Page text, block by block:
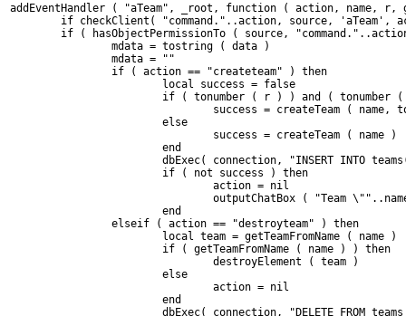
addEventHandler ( "aTeam", _root, function ( action, name,
if checkClient( "command."..action, source, 'aTeam',
if ( hasObjectPermissionTo ( source,
		mdata = tostring ( data )
		mdata = ""
		if ( action == "createteam" ) then
			local success = false
if ( tonumber ( r ) ) and (
success = createTeam (
			else
				success = createTeam ( name )
			end
dbExec( connection, "INSERT INTO
			if ( not success ) then
				action = nil
outputChatBox ( "Team
			end
		elseif ( action == "destroyteam" ) then
			local team = getTeamFromName ( name )
			if ( getTeamFromName ( name ) ) then
				destroyElement ( team )
			else
				action = nil
			end
dbExec( connection, "DELETE FROM